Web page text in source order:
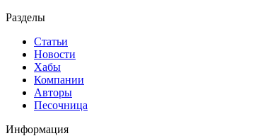
Разделы
Статьи
Новости
Хабы
Компании
Авторы
Песочница
Информация